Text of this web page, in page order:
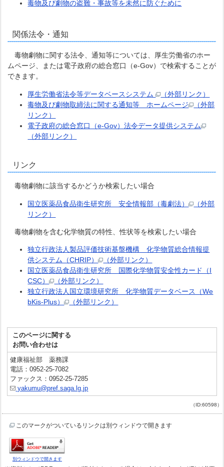
毒物及び劇物の盗難・事故等を未然に防ぐために
関係法令・通知
毒物劇物に関する法令、通知等については、厚生労働省のホー
ムページ、または電子政府の総合窓口（e-Gov）で検索することが
できます。
厚生労働省法令等データベースシステム
（外部リンク）
毒物及び劇物取締法に関する通知等 ホームページ
（外部
リンク）
電子政府の総合窓口（e-Gov）法令データ提供システム
（外部リンク）
リンク
毒物劇物に該当するかどうか検索したい場合
国立医薬品食品衛生研究所 安全情報部（毒劇法）
（外部
リンク）
毒物劇物を含む化学物質の特性、性状等を検索したい場合
独立行政法人製品評価技術基盤機構 化学物質総合情報提
供システム（CHRIP）
（外部リンク）
国立医薬品食品衛生研究所 国際化学物質安全性カード（I
CSC）
（外部リンク）
独立行政法人国立環境研究所 化学物質データベース（We
bKis-Plus）
（外部リンク）
このページに関する
お問い合わせは
健康福祉部 薬務課
電話：0952-25-7082
ファックス：0952-25-7285
yakumu@pref.saga.lg.jp
（ID:60598）
このマークがついているリンクは別ウィンドウで開きます
別ウィンドウで開きます